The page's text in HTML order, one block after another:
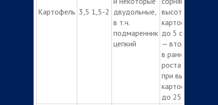
Картофель 3,5 1,5-2 двудольные,
в т.ч.
подмаренник
цепкий
высоте
картофеля
до 5 см;
— второе:
в ранние фазы
роста сорняков
при высоте
картофеля
до 25 см